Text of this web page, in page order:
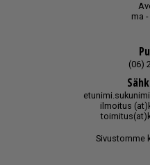
ma
(06)
ilmoitus
Sivustomme